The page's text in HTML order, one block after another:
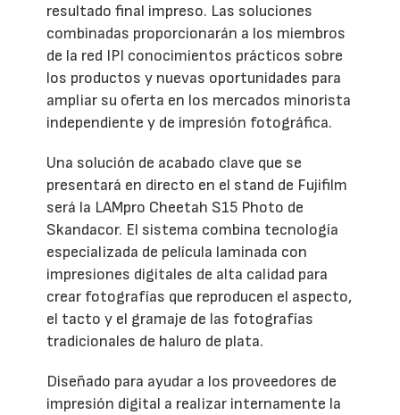
resultado final impreso. Las soluciones
combinadas proporcionarán a los miembros
de la red IPI conocimientos prácticos sobre
los productos y nuevas oportunidades para
ampliar su oferta en los mercados minorista
independiente y de impresión fotográfica.
Una solución de acabado clave que se
presentará en directo en el stand de Fujifilm
será la LAMpro Cheetah S15 Photo de
Skandacor. El sistema combina tecnología
especializada de película laminada con
impresiones digitales de alta calidad para
crear fotografías que reproducen el aspecto,
el tacto y el gramaje de las fotografías
tradicionales de haluro de plata.
Diseñado para ayudar a los proveedores de
impresión digital a realizar internamente la